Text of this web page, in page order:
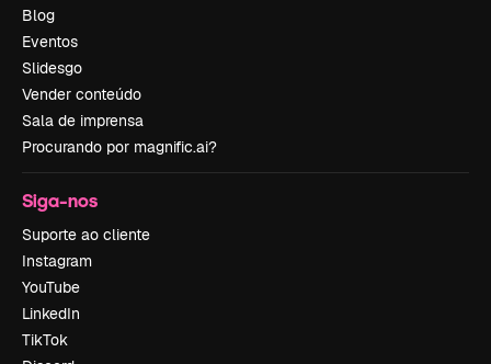
Blog
Eventos
Slidesgo
Vender conteúdo
Sala de imprensa
Procurando por magnific.ai?
Siga-nos
Suporte ao cliente
Instagram
YouTube
LinkedIn
TikTok